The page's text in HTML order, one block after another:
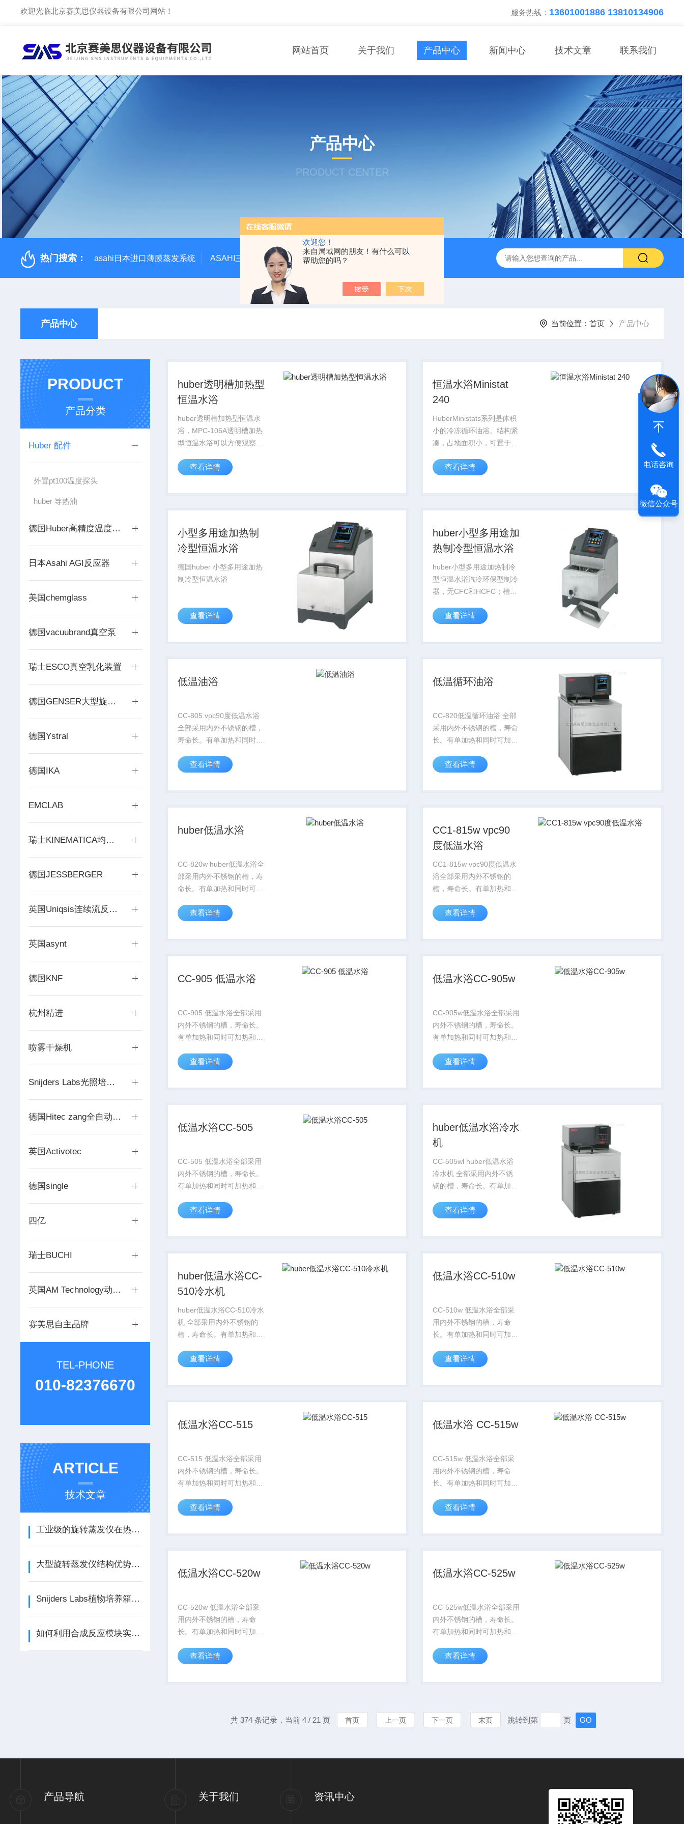
欢迎您！
来自局域网的朋友！有什么可以
帮助您的吗？
欢迎光临北京赛美思仪器设备有限公司网站！ 服务热线： 13601001886 13810134906
网站首页 关于我们 产品中心 新闻中心 技术文章 联系我们
产品中心
PRODUCT CENTER
热门搜索： asahi日本进口薄膜蒸发系统 ASAHI三夹套玻璃高压反应釜 PILOT VAP大型旋转蒸发仪 MZ 2C无油防腐蚀隔膜泵 德国huber加热制冷型恒温水浴
产品中心 当前位置： 首页 产品中心
PRODUCT
产品分类
Huber 配件
外置pt100温度探头
huber 导热油
德国Huber高精度温度控制器
日本Asahi AGI反应器
美国chemglass
德国vacuubrand真空泵
瑞士ESCO真空乳化装置
德国GENSER大型旋转蒸发仪
德国Ystral
德国IKA
EMCLAB
瑞士KINEMATICA均质与分散
德国JESSBERGER
英国Uniqsis连续流反应器
英国asynt
德国KNF
杭州精进
喷雾干燥机
Snijders Labs光照培养箱
德国Hitec zang全自动系统
英国Activotec
德国single
四亿
瑞士BUCHI
英国AM Technology动态混合反应器
赛美思自主品牌
TEL-PHONE
010-82376670
ARTICLE
技术文章
工业级的旋转蒸发仪在热敏性物料浓缩中的低温蒸发技术
大型旋转蒸发仪结构优势与化工场景适配分析
Snijders Labs植物培养箱的技术特色：光照、湿度、CO2精确控制
如何利用合成反应模块实现多步反应的自动化与无人值守操作？
huber透明槽加热型
恒温水浴
huber透明槽加热型恒温水
浴，MPC-106A透明槽加热
型恒温水浴可以方便观察浴
为100℃，接泵接口可以用
DIN12876标准。
查看详情
恒温水浴Ministat
240
HuberMinistats系列是体积
小的冷冻循环油浴。结构紧
凑，占地面积小，可置于实
Ministats系列体积虽小，但
计、折射计、粘度计、蒸馏
查看详情
小型多用途加热制
冷型恒温水浴
德国huber 小型多用途加热
制冷型恒温水浴
查看详情
huber小型多用途加
热制冷型恒温水浴
huber小型多用途加热制冷
型恒温水浴汽冷环保型制冷
器，无CFC和HCFC；槽体
循环泵中的压力泵和吸收泵
材料，且泵速可调；如果使
查看详情
低温油浴
CC-805 vpc90度低温水浴
全部采用内外不锈钢的槽，
寿命长。有单加热和同时可
冷功率Z大到7KW@20℃,加
可以选择加“矫正插件”或“减
查看详情
低温循环油浴
CC-820低温循环油浴 全部
采用内外不锈钢的槽，寿命
长。有单加热和同时可加热
率Z大到7KW@20℃,加热功
选择加“矫正插件”或“减少体
查看详情
huber低温水浴
CC-820w huber低温水浴全
部采用内外不锈钢的槽，寿
命长。有单加热和同时可加
功率Z大到7KW@20℃,加热
以选择加“矫正插件”或“减少
查看详情
CC1-815w vpc90
度低温水浴
CC1-815w vpc90度低温水
浴全部采用内外不锈钢的
槽，寿命长。有单加热和同
号，制冷功率Z大到
4KW。该产品系列可以选择
查看详情
CC-905 低温水浴
CC-905 低温水浴全部采用
内外不锈钢的槽，寿命长。
有单加热和同时可加热和制
到7KW@20℃,加热功率到
加“矫正插件”或“减少体积插
查看详情
低温水浴CC-905w
CC-905w低温水浴全部采用
内外不锈钢的槽，寿命长。
有单加热和同时可加热和制
到7KW@20℃,加热功率到
加“矫正插件”或“减少体积插
查看详情
低温水浴CC-505
CC-505 低温水浴全部采用
内外不锈钢的槽，寿命长。
有单加热和同时可加热和制
到7KW@20℃,加热功率到
加“矫正插件”或“减少体积插
查看详情
huber低温水浴冷水
机
CC-505wl huber低温水浴
冷水机 全部采用内外不锈
钢的槽，寿命长。有单加热
型号，制冷功率Z大到
4KW。该产品系列可以选择
查看详情
huber低温水浴CC-
510冷水机
huber低温水浴CC-510冷水
机 全部采用内外不锈钢的
槽，寿命长。有单加热和同
号，制冷功率Z大到
4KW。该产品系列可以选择
查看详情
低温水浴CC-510w
CC-510w 低温水浴全部采
用内外不锈钢的槽，寿命
长。有单加热和同时可加热
率Z大到7KW@20℃,加热功
选择加“矫正插件”或“减少体
查看详情
低温水浴CC-515
CC-515 低温水浴全部采用
内外不锈钢的槽，寿命长。
有单加热和同时可加热和制
到7KW@20℃,加热功率到
加“矫正插件”或“减少体积插
查看详情
低温水浴 CC-515w
CC-515w 低温水浴全部采
用内外不锈钢的槽，寿命
长。有单加热和同时可加热
率Z大到7KW@20℃,加热功
选择加“矫正插件”或“减少体
查看详情
低温水浴CC-520w
CC-520w 低温水浴全部采
用内外不锈钢的槽，寿命
长。有单加热和同时可加热
率Z大到7KW@20℃,加热功
选择加“矫正插件”或“减少体
查看详情
低温水浴CC-525w
CC-525w低温水浴全部采用
内外不锈钢的槽，寿命长。
有单加热和同时可加热和制
到7KW@20℃,加热功率到
加“矫正插件”或“减少体积插
查看详情
共 374 条记录，当前 4 / 21 页 首页 上一页 下一页 末页 跳转到第 页
产品导航 关于我们 资讯中心
电话咨询
微信公众号